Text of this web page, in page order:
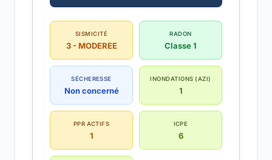
SISMICITÉ
3 - MODEREE
RADON
Classe 1
SÉCHERESSE
Non concerné
INONDATIONS (AZI)
1
PPR ACTIFS
1
ICPE
6